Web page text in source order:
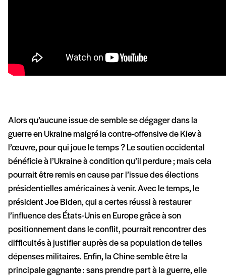
Alors qu’aucune issue de semble se dégager dans la
guerre en Ukraine malgré la contre-offensive de Kiev à
l’œuvre, pour qui joue le temps ? Le soutien occidental
bénéficie à l’Ukraine à condition qu’il perdure ; mais cela
pourrait être remis en cause par l’issue des élections
présidentielles américaines à venir. Avec le temps, le
président Joe Biden, qui a certes réussi à restaurer
l’influence des États-Unis en Europe grâce à son
positionnement dans le conflit, pourrait rencontrer des
difficultés à justifier auprès de sa population de telles
dépenses militaires. Enfin, la Chine semble être la
principale gagnante : sans prendre part à la guerre, elle